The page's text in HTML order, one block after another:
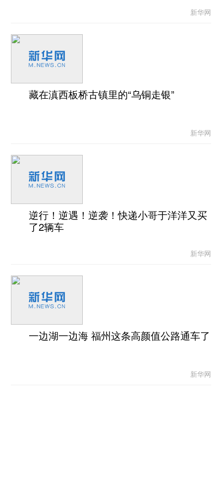
新华网
藏在滇西板桥古镇里的“乌铜走银”
新华网
逆行！逆遇！逆袭！快递小哥于洋洋又买
了2辆车
新华网
一边湖一边海 福州这条高颜值公路通车了
新华网